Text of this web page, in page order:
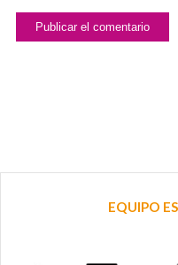
EQUIPO